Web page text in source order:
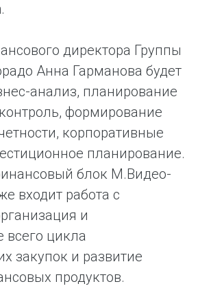
директора Группы
Анна Гарманова будет
анализ, планирование
формирование
корпоративные
планирование.
блок М.Видео-
входит работа с
и
всего цикла
закупок и развитие
продуктов.